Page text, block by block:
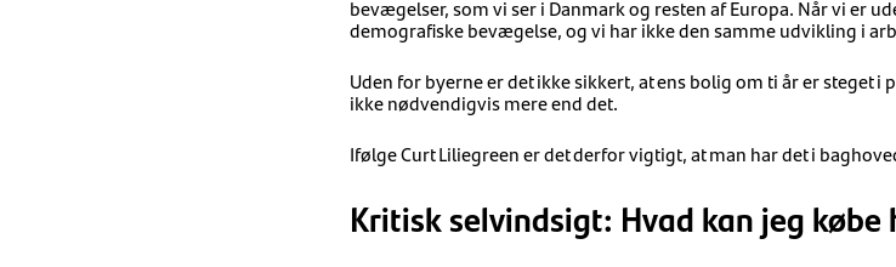
bevægelser, som vi ser i Danmark og resten af Europa. Når vi er
demografiske bevægelse, og vi har ikke den samme udvikling i
Uden for byerne er det ikke sikkert, at ens bolig om ti år er steget
ikke nødvendigvis mere end det.
Ifølge Curt Liliegreen er det derfor vigtigt, at man har det i
Kritisk selvindsigt: Hvad kan jeg købe